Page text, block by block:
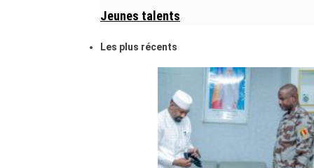
Jeunes talents
Les plus récents